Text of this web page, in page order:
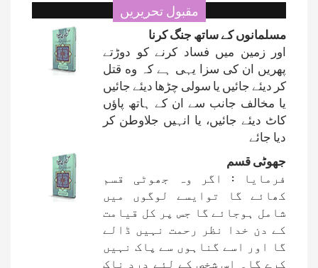
مقبول تحریریں
مسلمانوں کے ساتھ جنگ کرنا
اور زمین میں فساد کرنے کو دوڑتے
پھریں ان کی سزا یہی ہے کہ وه قتل
کر دیئے جائیں یا سولی چڑھا دیئے جائیں
یا مخالف جانب سے ان کے ہاتھ پاؤں
کاٹ دیئے جائیں، یا انہیں جلاوطن کر
دیا جائے
جھوٹی قسم
فرمایا : اگر وہ جھوٹی قسم
کھائے گا توایسے لوگوں میں
شامل ہوجائے گا جس پر کل قیامت
کے دن خدا نظر رحمت نہیں ڈالے
گا اور اسے گناہوں سے پاک نہیں
کرے گا۔ اس شخص کے لئے درد ناک